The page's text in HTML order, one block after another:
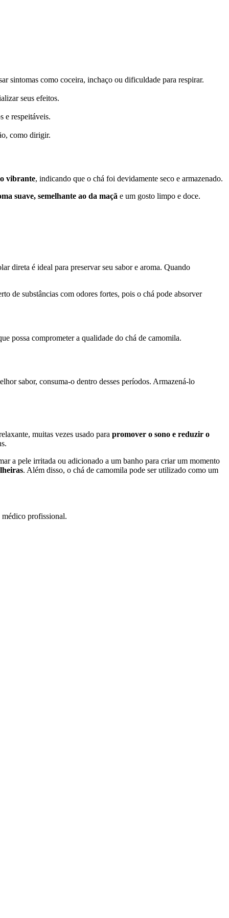
sintomas como coceira, inchaço ou dificuldade para respirar.
seus efeitos.
e respeitáveis.
como dirigir.
vibrante, indicando que o chá foi devidamente seco e armazenado.
suave, semelhante ao da maçã e um gosto limpo e doce.
direta é ideal para preservar seu sabor e aroma. Quando
de substâncias com odores fortes, pois o chá pode absorver
possa comprometer a qualidade do chá de camomila.
sabor, consuma-o dentro desses períodos. Armazená-lo
muitas vezes usado para promover o sono e reduzir o
a pele irritada ou adicionado a um banho para criar um momento
. Além disso, o chá de camomila pode ser utilizado como um
médico profissional.